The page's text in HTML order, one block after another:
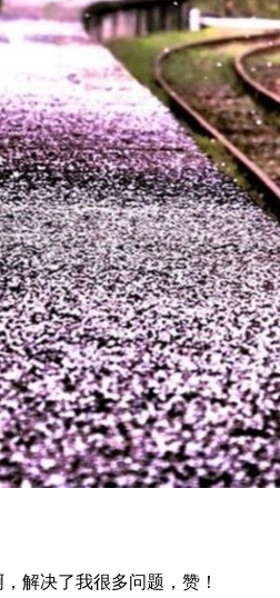
解决了我很多问题，赞！